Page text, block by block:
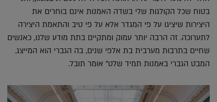
בטוח שכל הקולגות שלי בשדה האמנות אינם בוחרים את
היצירות שיציגו על פי המגדר אלא על פי טיב והתאמת היצירה
לתערוכה. זה הרבה יותר עמוק ומתקיים בתת מודע שלנו, כאנשים
שחיים בתרבות מערבית בת אלפי שנים, בה הגברי הוא המייצג.
המבט הגברי באמנות תמיד שלט" אומר תובל.